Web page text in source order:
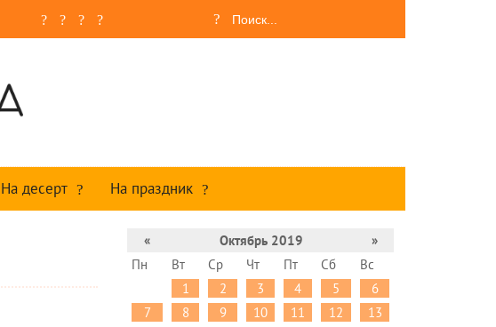
На десерт На праздник
« Октябрь 2019
»
Пн
Вт Ср Чт Пт Сб
Вс
1
2 3 4 5
6
7
8 9 10 11 12
13